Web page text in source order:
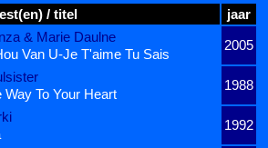
/ titel
jaar
& Marie Daulne
2005
Van U-Je T'aime Tu Sais
1988
Way To Your Heart
1992